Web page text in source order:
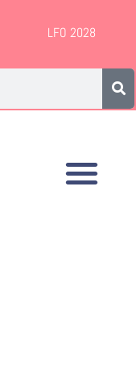
LFO 2028